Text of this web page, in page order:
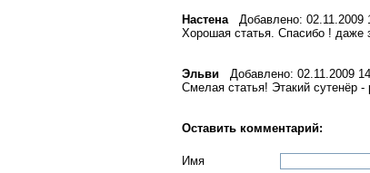
НастенаДобавлено: 02.11.2009
Хорошая статья. Спасибо ! даже
Эльви Добавлено: 02.11.2009
Смелая статья! Этакий сутенёр
Оставить комментарий:
Имя